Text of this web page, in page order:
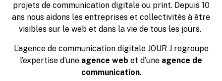
projets de communication digitale ou print. Depuis 10
ans nous aidons les entreprises et collectivités à être
visibles sur le web et dans la vie de tous les jours.
L’agence de communication digitale JOUR J regroupe
l’expertise d’une agence web et d’une agence de
communication.